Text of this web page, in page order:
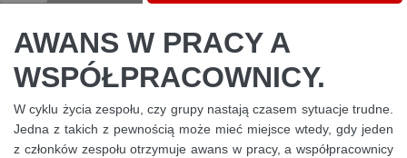
AWANS W PRACY A
WSPÓŁPRACOWNICY.
W cyklu życia zespołu, czy grupy nastają czasem sytuacje trudne.
Jedna z takich z pewnością może mieć miejsce wtedy, gdy jeden
z członków zespołu otrzymuje awans w pracy, a współpracownicy